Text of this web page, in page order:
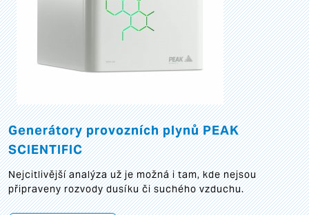
Generátory provozních plynů PEAK
SCIENTIFIC
Nejcitlivější analýza už je možná i tam, kde nejsou
připraveny rozvody dusíku či suchého vzduchu.